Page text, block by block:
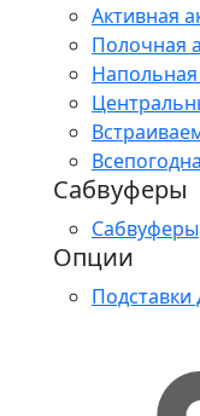
Активная
Полочная
Напольная
Сабвуферы
Сабвуферы
Опции
Подставки